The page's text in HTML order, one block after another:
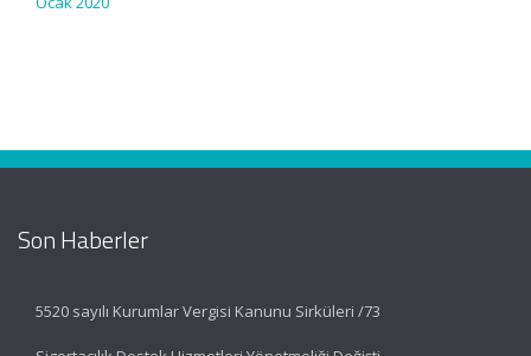
Son Haberler
5520 sayılı Kurumlar Vergisi Kanunu Sirküleri /73